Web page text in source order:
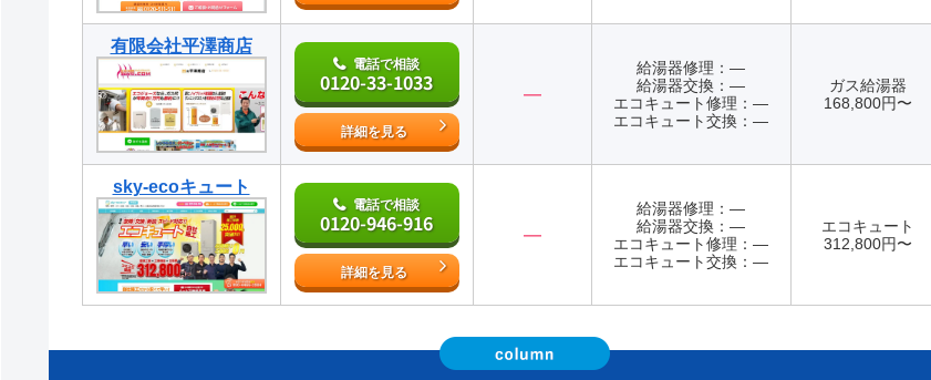
有限会社平澤商店
電話で相談
0120-33-1033
詳細を見る
―
給湯器修理：―
給湯器交換：―
エコキュート修理：―
エコキュート交換：―
ガス給湯器
168,800円〜
sky-ecoキュート
電話で相談
0120-946-916
詳細を見る
―
給湯器修理：―
給湯器交換：―
エコキュート修理：―
エコキュート交換：―
エコキュート
312,800円〜